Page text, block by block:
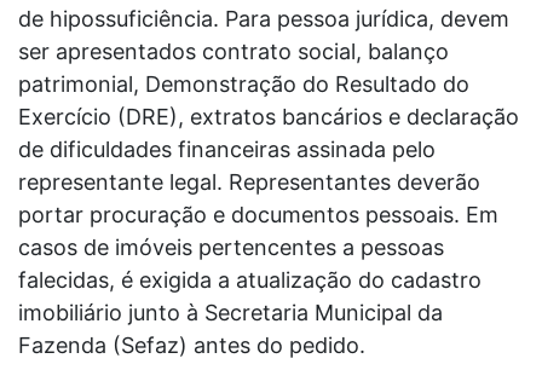
de hipossuficiência. Para pessoa jurídica, devem
ser apresentados contrato social, balanço
patrimonial, Demonstração do Resultado do
Exercício (DRE), extratos bancários e declaração
de dificuldades financeiras assinada pelo
representante legal. Representantes deverão
portar procuração e documentos pessoais. Em
casos de imóveis pertencentes a pessoas
falecidas, é exigida a atualização do cadastro
imobiliário junto à Secretaria Municipal da
Fazenda (Sefaz) antes do pedido.